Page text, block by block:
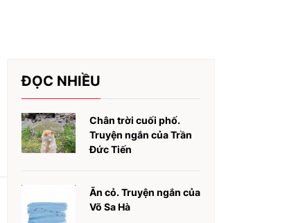
ĐỌC NHIỀU
Chân trời cuối phố.
Truyện ngắn của Trần
Đức Tiến
Ăn cỏ. Truyện ngắn của
Võ Sa Hà